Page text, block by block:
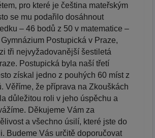
pro které je čeština mateřským
se mu podařilo dosáhnout
– 46 bodů z 50 v matematice –
Postupická v Praze,
tři nejvyžadovanější šestiletá
Postupická byla naší třetí
získal jedno z pouhých 60 míst z
Věříme, že příprava na Zkouškách
důležitou roli v jeho úspěchu a
Děkujeme Vám za
a všechno úsilí, které jste do
Budeme Vás určitě doporučovat